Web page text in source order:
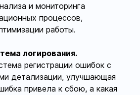
и мониторинга
процессов,
работы.
логирования.
регистрации ошибок с
детализации, улучшающая
привела к сбою, а какая